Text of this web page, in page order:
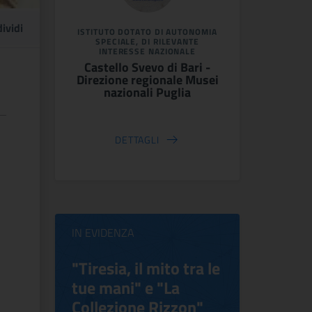
ISTITUTO DOTATO DI AUTONOMIA
SPECIALE, DI RILEVANTE
INTERESSE NAZIONALE
Castello Svevo di Bari -
Direzione regionale Musei
nazionali Puglia
DETTAGLI
IN EVIDENZA
"Tiresia, il mito tra le
tue mani" e "La